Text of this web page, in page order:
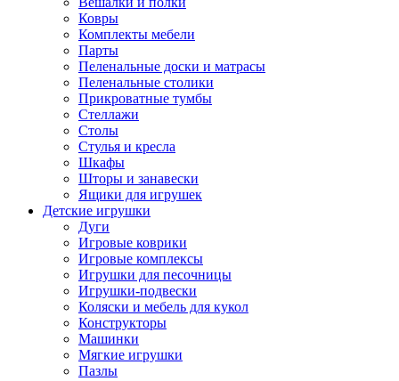
Ковры
Комплекты мебели
Парты
Пеленальные доски и матрасы
Пеленальные столики
Прикроватные тумбы
Стеллажи
Столы
Стулья и кресла
Шкафы
Шторы и занавески
Ящики для игрушек
Детские игрушки
Дуги
Игровые коврики
Игровые комплексы
Игрушки для песочницы
Игрушки-подвески
Коляски и мебель для кукол
Конструкторы
Машинки
Мягкие игрушки
Пазлы